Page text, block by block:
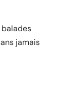
balades
jamais